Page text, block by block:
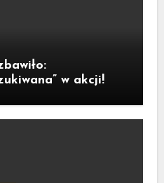
w akcji!